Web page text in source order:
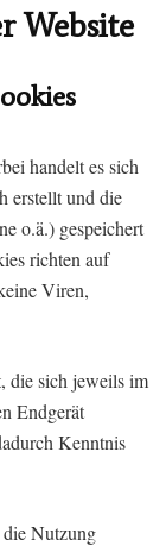
Website
handelt es sich
erstellt und die
o.ä.) gespeichert
richten auf
Viren,
die sich jeweils im
Endgerät
Kenntnis
Nutzung